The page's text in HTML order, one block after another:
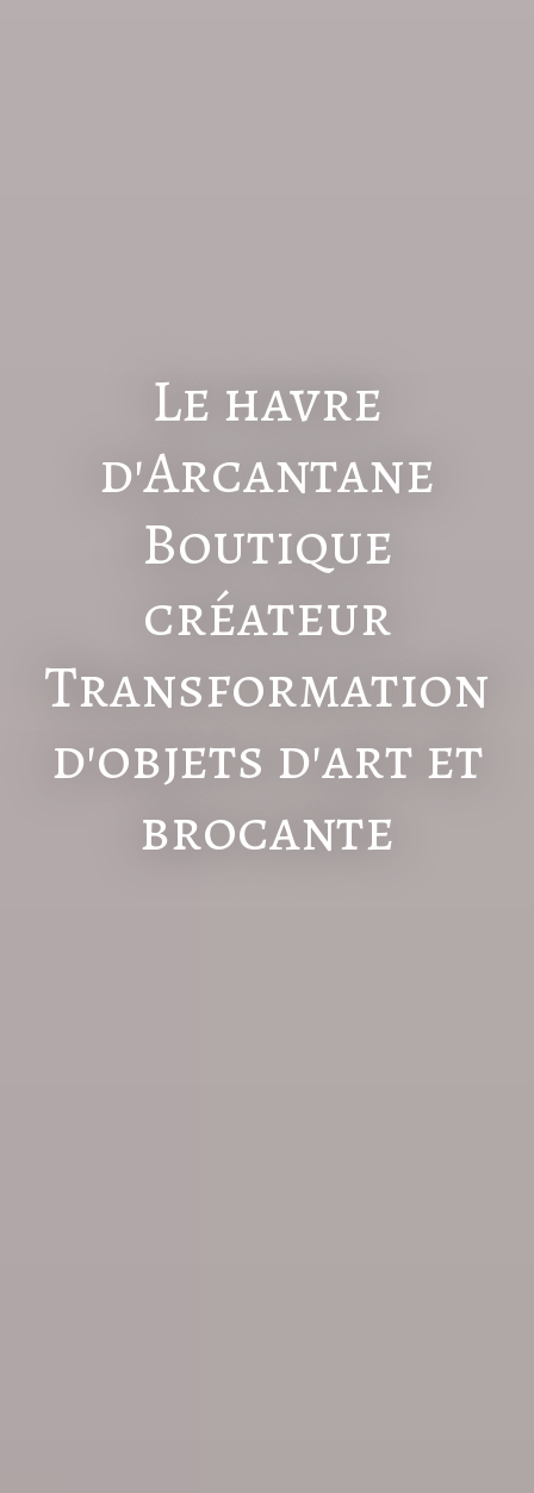
Le havre
d'Arcantane
Boutique
créateur
Transformation
d'objets d'art et
brocante